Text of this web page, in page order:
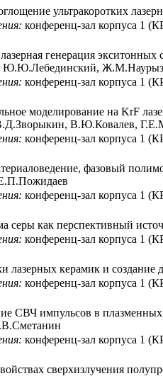
ультракоротких
конференц-зал корпуса 1
генерация
Ю.Ю.Лебединский,
конференц-зал корпуса 1
моделирование на KrF
В.Ю.Ковалев,
конференц-зал корпуса 1
фазовый
конференц-зал корпуса 1
серы как перспективный
конференц-зал корпуса 1
лазерных керамик и
конференц-зал корпуса 1
СВЧ импульсов в
конференц-зал корпуса 1
сверхизлучения